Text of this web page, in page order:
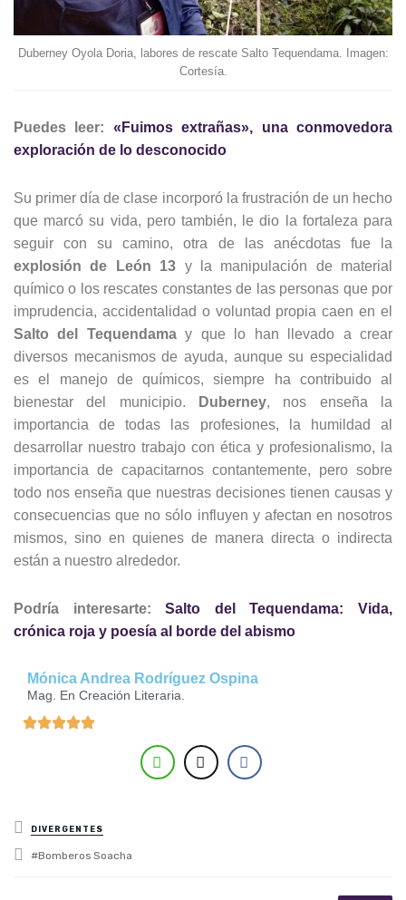
Duberney Oyola Doria, labores de rescate Salto Tequendama. Imagen:
Cortesía.
Puedes leer: «Fuimos extrañas», una conmovedora
exploración de lo desconocido
Su primer día de clase incorporó la frustración de un hecho
que marcó su vida, pero también, le dio la fortaleza para
seguir con su camino, otra de las anécdotas fue la
explosión de León 13 y la manipulación de material
químico o los rescates constantes de las personas que por
imprudencia, accidentalidad o voluntad propia caen en el
Salto del Tequendamay que lo han llevado a crear
diversos mecanismos de ayuda, aunque su especialidad
es el manejo de químicos, siempre ha contribuido al
bienestar del municipio.
Duberney, nos enseña la
importancia de todas las profesiones, la humildad al
desarrollar nuestro trabajo con ética y profesionalismo, la
importancia de capacitarnos contantemente, pero sobre
todo nos enseña que nuestras decisiones tienen causas y
consecuencias que no sólo influyen y afectan en nosotros
mismos, sino en quienes de manera directa o indirecta
están a nuestro alrededor.
Podría interesarte:Salto del Tequendama: Vida,
crónica roja y poesía al borde del abismo
Mónica Andrea Rodríguez Ospina
Mag. En Creación Literaria.
Posted in
DIVERGENTES
Tagged with
Bomberos Soacha